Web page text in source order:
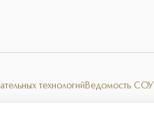
технологий Ведомость СОУТ